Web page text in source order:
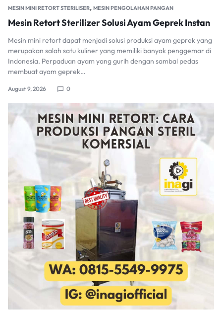
MESIN MINI RETORT STERILISER, MESIN PENGOLAHAN PANGAN
Mesin Retort Sterilizer Solusi Ayam Geprek Instan
Mesin mini retort dapat menjadi solusi produksi ayam geprek yang
merupakan salah satu kuliner yang memiliki banyak penggemar di
Indonesia. Perpaduan ayam yang gurih dengan sambal pedas
membuat ayam geprek…
August 9, 2026 0